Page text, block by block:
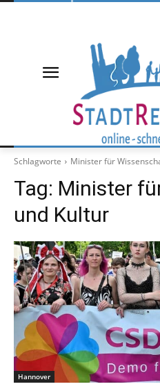
Schlagworte Minister für
Tag: Minister
und Kultur
Hannover